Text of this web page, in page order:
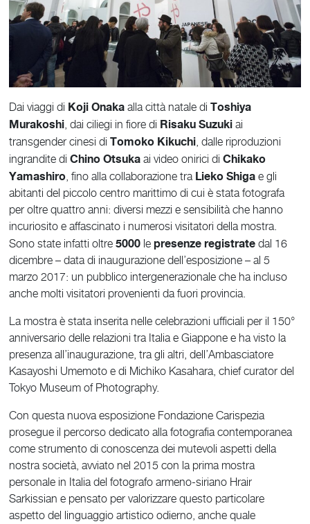
Dai viaggi di Koji Onaka alla città natale diToshiya
Murakoshi, dai ciliegi in fiore di Risaku Suzuki ai
transgender cinesi diTomoko Kikuchi, dalle riproduzioni
ingrandite diChino Otsuka ai video onirici diChikako
Yamashiro, fino alla collaborazione tra Lieko Shiga e gli
abitanti del piccolo centro marittimo di cui è stata fotografa
per oltre quattro anni: diversi mezzi e sensibilità che hanno
incuriosito e affascinato i numerosi visitatori della mostra.
Sono state infatti oltre5000 lepresenze registrate dal 16
dicembre – data di inaugurazione dell’esposizione – al 5
marzo 2017: un pubblico intergenerazionale che ha incluso
anche molti visitatori provenienti da fuori provincia.
La mostra è stata inserita nelle celebrazioni ufficiali per il 150°
anniversario delle relazioni tra Italia e Giappone e ha visto la
presenza all’inaugurazione, tra gli altri, dell’Ambasciatore
Kasayoshi Umemoto e di Michiko Kasahara, chief curator del
Tokyo Museum of Photography.
Con questa nuova esposizione Fondazione Carispezia
prosegue il percorso dedicato alla fotografia contemporanea
come strumento di conoscenza dei mutevoli aspetti della
nostra società, avviato nel 2015 con la prima mostra
personale in Italia del fotografo armeno-siriano Hrair
Sarkissian e pensato per valorizzare questo particolare
aspetto del linguaggio artistico odierno, anche quale